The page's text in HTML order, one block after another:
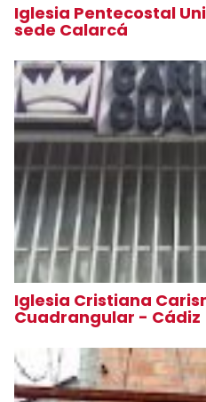
Iglesia Pentecostal
sede Calarcá
Iglesia Cristiana
Cuadrangular - Cádiz